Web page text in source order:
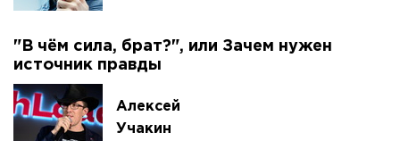
"В чём сила, брат?", или Зачем нужен
источник правды
Алексей
Учакин